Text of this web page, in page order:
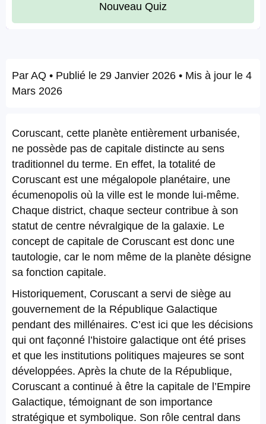
Nouveau Quiz
Par AQ • Publié le 29 Janvier 2026 • Mis à jour le 4
Mars 2026
Coruscant, cette planète entièrement urbanisée,
ne possède pas de capitale distincte au sens
traditionnel du terme. En effet, la totalité de
Coruscant est une mégalopole planétaire, une
écumenopolis où la ville est le monde lui-même.
Chaque district, chaque secteur contribue à son
statut de centre névralgique de la galaxie. Le
concept de capitale de Coruscant est donc une
tautologie, car le nom même de la planète désigne
sa fonction capitale.
Historiquement, Coruscant a servi de siège au
gouvernement de la République Galactique
pendant des millénaires. C’est ici que les décisions
qui ont façonné l’histoire galactique ont été prises
et que les institutions politiques majeures se sont
développées. Après la chute de la République,
Coruscant a continué à être la capitale de l’Empire
Galactique, témoignant de son importance
stratégique et symbolique. Son rôle central dans